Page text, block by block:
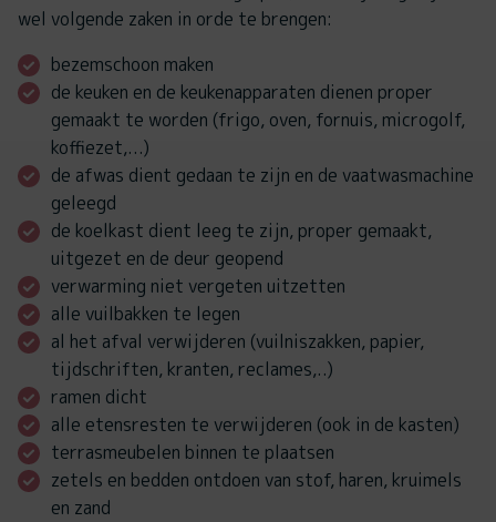
wel volgende zaken in orde te brengen:
bezemschoon maken
de keuken en de keukenapparaten dienen proper
gemaakt te worden (frigo, oven, fornuis, microgolf,
koffiezet,...)
de afwas dient gedaan te zijn en de vaatwasmachine
geleegd
de koelkast dient leeg te zijn, proper gemaakt,
uitgezet en de deur geopend
verwarming niet vergeten uitzetten
alle vuilbakken te legen
al het afval verwijderen (vuilniszakken, papier,
tijdschriften, kranten, reclames,..)
ramen dicht
alle etensresten te verwijderen (ook in de kasten)
terrasmeubelen binnen te plaatsen
zetels en bedden ontdoen van stof, haren, kruimels
en zand